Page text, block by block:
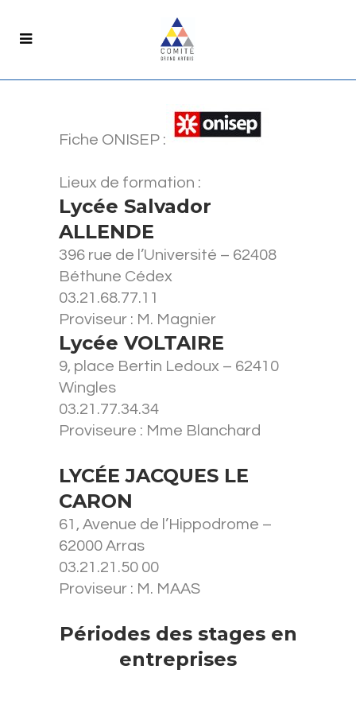
Fiche ONISEP :
Lieux de formation :
Lycée Salvador
ALLENDE
396 rue de l’Université – 62408
Béthune Cédex
03.21.68.77.11
Proviseur : M. Magnier
Lycée VOLTAIRE
9, place Bertin Ledoux – 62410
Wingles
03.21.77.34.34
Proviseure : Mme Blanchard
LYCÉE JACQUES LE
CARON
61, Avenue de l’Hippodrome –
62000 Arras
03.21.21.50 00
Proviseur : M. MAAS
Périodes des stages en
entreprises